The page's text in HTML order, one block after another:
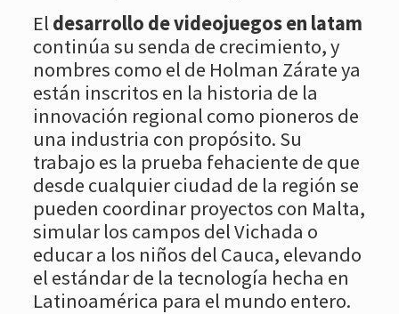
El desarrollo de videojuegos en latam
continúa su senda de crecimiento, y
nombres como el de Holman Zárate ya
están inscritos en la historia de la
innovación regional como pioneros de
una industria con propósito. Su
trabajo es la prueba fehaciente de que
desde cualquier ciudad de la región se
pueden coordinar proyectos con Malta,
simular los campos del Vichada o
educar a los niños del Cauca, elevando
el estándar de la tecnología hecha en
Latinoamérica para el mundo entero.